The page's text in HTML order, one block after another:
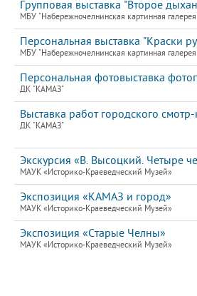
Групповая выставка "Второе
МБУ "Набережночелнинская картинная
Персональная выставка "Краски
МБУ "Набережночелнинская картинная
Персональная фотовыставка
ДК "КАМАЗ"
Выставка работ городского
ДК "КАМАЗ"
Экскурсия «В. Высоцкий. Четыре
МАУК «Историко-Краеведческий Музей»
Экспозиция «КАМАЗ и город»
МАУК «Историко-Краеведческий Музей»
Экспозиция «Старые Челны»
МАУК «Историко-Краеведческий Музей»